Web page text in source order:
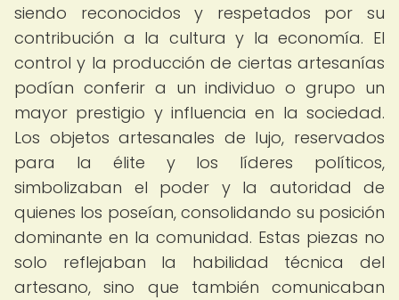
siendo reconocidos y respetados por su
contribución a la cultura y la economía. El
control y la producción de ciertas artesanías
podían conferir a un individuo o grupo un
mayor prestigio y influencia en la sociedad.
Los objetos artesanales de lujo, reservados
para la élite y los líderes políticos,
simbolizaban el poder y la autoridad de
quienes los poseían, consolidando su posición
dominante en la comunidad. Estas piezas no
solo reflejaban la habilidad técnica del
artesano, sino que también comunicaban